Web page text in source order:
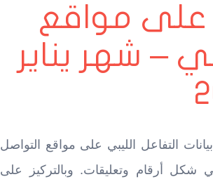
على مواقع
– شهر يناير
التفاعل الليبي على مواقع التواصل
شكل أرقام وتعليقات. وبالتركيز على